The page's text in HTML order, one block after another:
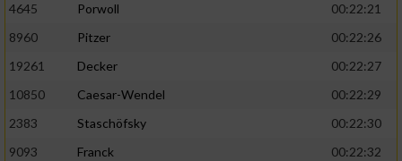
4645
Porwoll
00:22:21
8960
Pitzer
00:22:26
19261
Decker
00:22:27
10850
Caesar-Wendel
00:22:29
2383
Staschöfsky
00:22:30
9093
Franck
00:22:32